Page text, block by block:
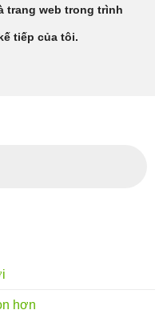
trang web trong trình
tiếp của tôi.
hơn